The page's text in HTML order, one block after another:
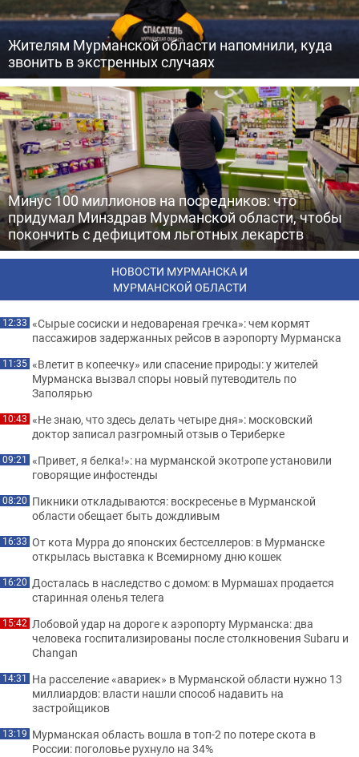
Жителям Мурманской области напомнили, куда
звонить в экстренных случаях
Минус 100 миллионов на посредников: что
придумал Минздрав Мурманской области, чтобы
покончить с дефицитом льготных лекарств
НОВОСТИ МУРМАНСКА И
МУРМАНСКОЙ ОБЛАСТИ
12:33 «Сырые сосиски и недовареная гречка»: чем кормят
пассажиров задержанных рейсов в аэропорту Мурманска
11:35 «Влетит в копеечку» или спасение природы: у жителей
Мурманска вызвал споры новый путеводитель по
Заполярью
10:43 «Не знаю, что здесь делать четыре дня»: московский
доктор записал разгромный отзыв о Териберке
09:21 «Привет, я белка!»: на мурманской экотропе установили
говорящие инфостенды
08:20 Пикники откладываются: воскресенье в Мурманской
области обещает быть дождливым
16:33 От кота Мурра до японских бестселлеров: в Мурманске
открылась выставка к Всемирному дню кошек
16:20 Досталась в наследство с домом: в Мурмашах продается
старинная оленья телега
15:42 Лобовой удар на дороге к аэропорту Мурманска: два
человека госпитализированы после столкновения Subaru и
Changan
14:31 На расселение «авариек» в Мурманской области нужно 13
миллиардов: власти нашли способ надавить на
застройщиков
13:19 Мурманская область вошла в топ-2 по потере скота в
России: поголовье рухнуло на 34%